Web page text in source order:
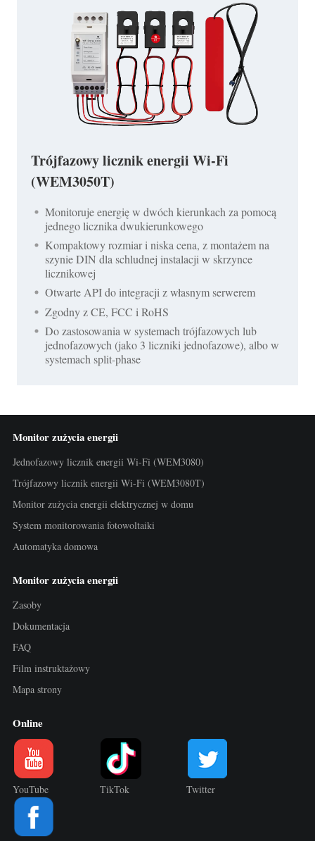
Trójfazowy licznik energii Wi-Fi
(WEM3050T)
Monitoruje energię w dwóch kierunkach za pomocą
jednego licznika dwukierunkowego
Kompaktowy rozmiar i niska cena, z montażem na
szynie DIN dla schludnej instalacji w skrzynce
licznikowej
Otwarte API do integracji z własnym serwerem
Zgodny z CE, FCC i RoHS
Do zastosowania w systemach trójfazowych lub
jednofazowych (jako 3 liczniki jednofazowe), albo w
systemach split-phase
Monitor zużycia energii
Jednofazowy licznik energii Wi-Fi (WEM3080)
Trójfazowy licznik energii Wi-Fi (WEM3080T)
Monitor zużycia energii elektrycznej w domu
System monitorowania fotowoltaiki
Automatyka domowa
Monitor zużycia energii
Zasoby
Dokumentacja
FAQ
Film instruktażowy
Mapa strony
Online
YouTube TikTok Twitter